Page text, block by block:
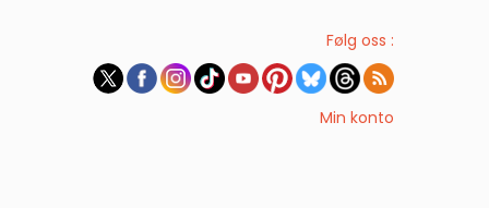
Følg oss :
Min konto